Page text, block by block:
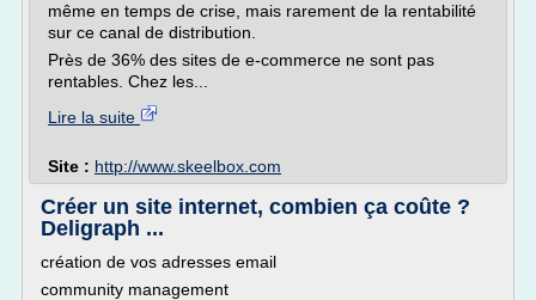
même en temps de crise, mais rarement de la rentabilité
sur ce canal de distribution.
Près de 36% des sites de e-commerce ne sont pas
rentables. Chez les...
Lire la suite
Site : http://www.skeelbox.com
Créer un site internet, combien ça coûte ?
Deligraph ...
création de vos adresses email
community management